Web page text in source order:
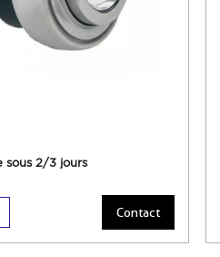
sous 2/3 jours
Contact